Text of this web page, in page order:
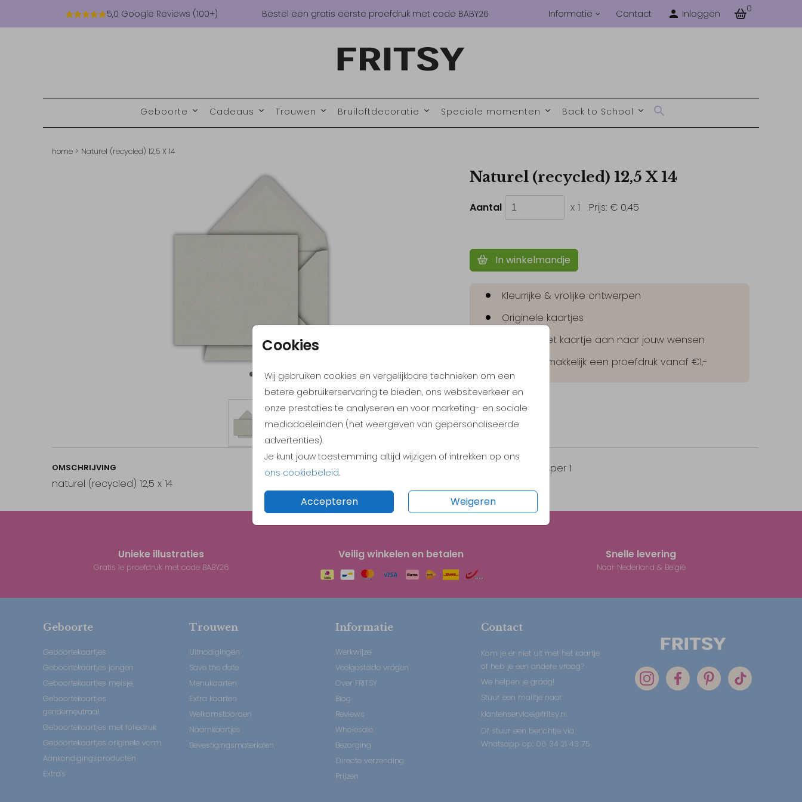
5,0 Google Reviews (100+) Bestel een gratis eerste proefdruk met code BABY26 Informatie Contact Inloggen 0
Geboorte Cadeaus Trouwen Bruiloftdecoratie Speciale momenten Back to School
Cookies
Wij gebruiken cookies en vergelijkbare technieken om een
betere gebruikerservaring te bieden, ons websiteverkeer en
onze prestaties te analyseren en voor marketing- en sociale
mediadoeleinden (het weergeven van gepersonaliseerde
advertenties).
Je kunt jouw toestemming altijd wijzigen of intrekken op ons
ons cookiebeleid.
Accepteren Weigeren
home > Naturel (recycled) 12,5 X 14
Naturel (recycled) 12,5 X 14
Aantal x 1 Prijs: € 0,45
In winkelmandje
Kleurrijke & vrolijke ontwerpen
Originele kaartjes
Pas zelf het kaartje aan naar jouw wensen
Bestel gemakkelijk een proefdruk vanaf €1,-
OMSCHRIJVING
naturel (recycled) 12,5 x 14
Prijs: per 1
Unieke illustraties
Gratis 1e proefdruk met code BABY26
Veilig winkelen en betalen Snelle levering
Naar Nederland & België
Geboorte
Geboortekaartjes
Geboortekaartjes jongen
Geboortekaartjes meisje
Geboortekaartjes
genderneutraal
Geboortekaartjes met foliedruk
Geboortekaartjes originele vorm
Aankondigingsproducten
Extra's
Trouwen
Uitnodigingen
Save the date
Menukaarten
Extra kaarten
Welkomstborden
Naamkaartjes
Bevestigingsmaterialen
Informatie
Werkwijze
Veelgestelde vragen
Over FRITSY
Blog
Reviews
Wholesale
Bezorging
Directe verzending
Prijzen
Contact
Kom je er niet uit met het kaartje
of heb je een andere vraag?
We helpen je graag!
Stuur een mailtje naar:
klantenservice@fritsy.nl
Of stuur een berichtje via
Whatsapp op: 06 34 21 43 75